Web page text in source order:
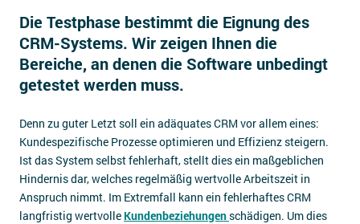
DSGVO/GDPR
Impressum
Kontakt
Die Testphase bestimmt die Eignung des
CRM-Systems. Wir zeigen Ihnen die
Bereiche, an denen die Software unbedingt
getestet werden muss.
Denn zu guter Letzt soll ein adäquates CRM vor allem eines:
Kundespezifische Prozesse optimieren und Effizienz steigern.
Ist das System selbst fehlerhaft, stellt dies ein maßgeblichen
Hindernis dar, welches regelmäßig wertvolle Arbeitszeit in
Anspruch nimmt. Im Extremfall kann ein fehlerhaftes CRM
langfristig wertvolle Kundenbeziehungenschädigen. Um dies